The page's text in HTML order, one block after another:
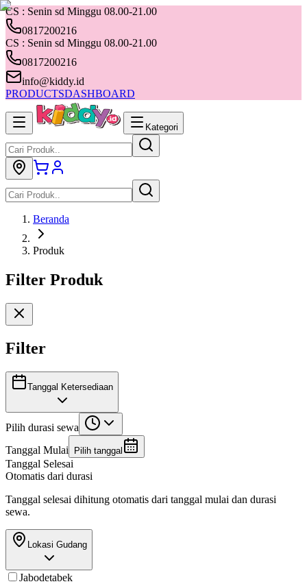
CS : Senin sd Minggu 08.00-21.00
0817200216
CS : Senin sd Minggu 08.00-21.00
0817200216
info@kiddy.id
PRODUCTSDASHBOARD
Kategori
Beranda
Produk
Filter Produk
Filter
Tanggal Ketersediaan
Pilih durasi sewa
Tanggal Mulai
Pilih tanggal
Tanggal Selesai
Otomatis dari durasi
Tanggal selesai dihitung otomatis dari tanggal mulai dan durasi
sewa.
Lokasi Gudang
Jabodetabek